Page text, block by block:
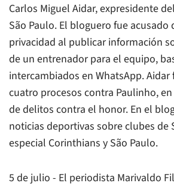
Carlos Miguel Aidar, expresidente
São Paulo. El bloguero fue acusado
privacidad al publicar información
de un entrenador para el equipo,
intercambiados en WhatsApp.
cuatro procesos contra Paulinho,
de delitos contra el honor. En el
noticias deportivas sobre clubes de
especial Corinthians y São Paulo.
5 de julio - El periodista Marivaldo